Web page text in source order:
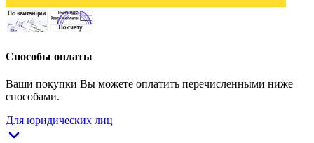
Способы оплаты
Ваши покупки Вы можете оплатить перечисленными ниже
способами.
Для юридических лиц